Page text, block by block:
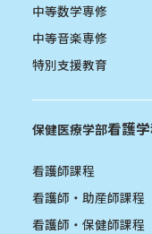
中等数学専修
中等音楽専修
特別支援教育
保健医療学部看護
看護師課程
看護師・助産師課程
看護師・保健師課程